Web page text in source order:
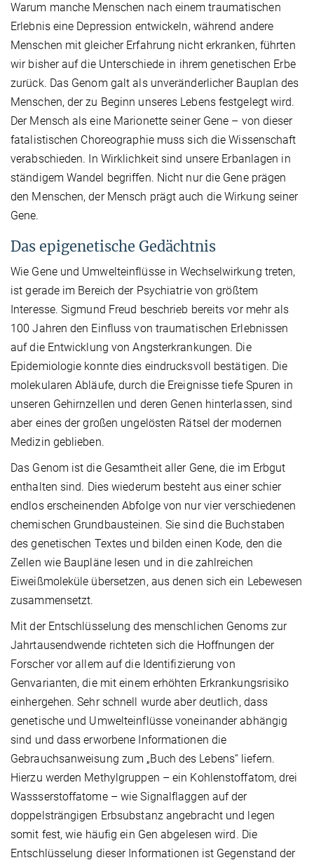
Warum manche Menschen nach einem traumatischen
Erlebnis eine Depression entwickeln, während andere
Menschen mit gleicher Erfahrung nicht erkranken, führten
wir bisher auf die Unterschiede in ihrem genetischen Erbe
zurück. Das Genom galt als unveränderlicher Bauplan des
Menschen, der zu Beginn unseres Lebens festgelegt wird.
Der Mensch als eine Marionette seiner Gene – von dieser
fatalistischen Choreographie muss sich die Wissenschaft
verabschieden. In Wirklichkeit sind unsere Erbanlagen in
ständigem Wandel begriffen. Nicht nur die Gene prägen
den Menschen, der Mensch prägt auch die Wirkung seiner
Gene.
Das epigenetische Gedächtnis
Wie Gene und Umwelteinflüsse in Wechselwirkung treten,
ist gerade im Bereich der Psychiatrie von größtem
Interesse. Sigmund Freud beschrieb bereits vor mehr als
100 Jahren den Einfluss von traumatischen Erlebnissen
auf die Entwicklung von Angsterkrankungen. Die
Epidemiologie konnte dies eindrucksvoll bestätigen. Die
molekularen Abläufe, durch die Ereignisse tiefe Spuren in
unseren Gehirnzellen und deren Genen hinterlassen, sind
aber eines der großen ungelösten Rätsel der modernen
Medizin geblieben.
Das Genom ist die Gesamtheit aller Gene, die im Erbgut
enthalten sind. Dies wiederum besteht aus einer schier
endlos erscheinenden Abfolge von nur vier verschiedenen
chemischen Grundbausteinen. Sie sind die Buchstaben
des genetischen Textes und bilden einen Kode, den die
Zellen wie Baupläne lesen und in die zahlreichen
Eiweißmoleküle übersetzen, aus denen sich ein Lebewesen
zusammensetzt.
Mit der Entschlüsselung des menschlichen Genoms zur
Jahrtausendwende richteten sich die Hoffnungen der
Forscher vor allem auf die Identifizierung von
Genvarianten, die mit einem erhöhten Erkrankungsrisiko
einhergehen. Sehr schnell wurde aber deutlich, dass
genetische und Umwelteinflüsse voneinander abhängig
sind und dass erworbene Informationen die
Gebrauchsanweisung zum „Buch des Lebens“ liefern.
Hierzu werden Methylgruppen – ein Kohlenstoffatom, drei
Wassserstoffatome – wie Signalflaggen auf der
doppelsträngigen Erbsubstanz angebracht und legen
somit fest, wie häufig ein Gen abgelesen wird. Die
Entschlüsselung dieser Informationen ist Gegenstand der